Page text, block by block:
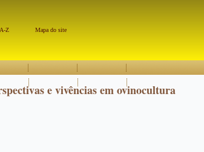
Mapa do site
Z
e vivências em ovinocultura